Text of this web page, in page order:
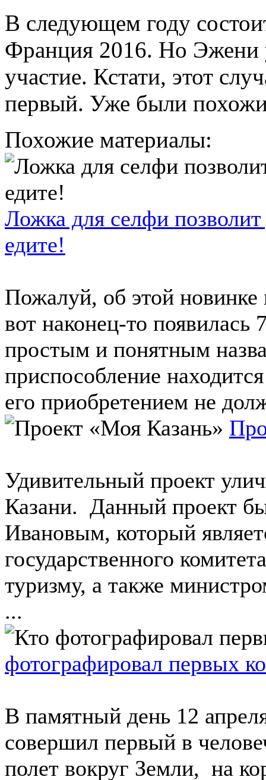
В следующем году
Франция 2016. Но Эжени
участие. Кстати, этот
первый. Уже были
Похожие материалы:
Ложка для селфи
едите!
Пожалуй, об этой
вот наконец-то появилась
простым и понятным
приспособление
его приобретением не
Удивительный проект
Казани. Данный проект
Ивановым, который
государственного
туризму, а также
...
фотографировал первых
В памятный день 12
совершил первый в
полет вокруг Земли, на